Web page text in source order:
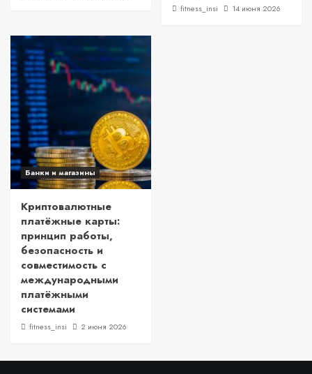
fitness_insi 14 июня 2026
Банки и магазины
Криптовалютные
платёжные карты:
принцип работы,
безопасность и
совместимость с
международными
платёжными
системами
fitness_insi 2 июня 2026